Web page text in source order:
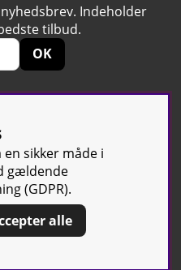
Indeholder
tilbud.
OK
på 2424 stemmer
os| All rights reserved |
556668-7058 | Tel: +46 500-
sikker måde i
gældende
(GDPR).
alle